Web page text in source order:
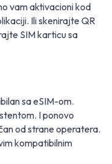
vam aktivacioni kod
Ili skenirajte QR
SIM karticu sa
sa eSIM-om.
I ponovo
od strane operatera.
kompatibilnim